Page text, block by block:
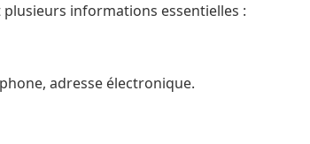
informations essentielles :
adresse électronique.